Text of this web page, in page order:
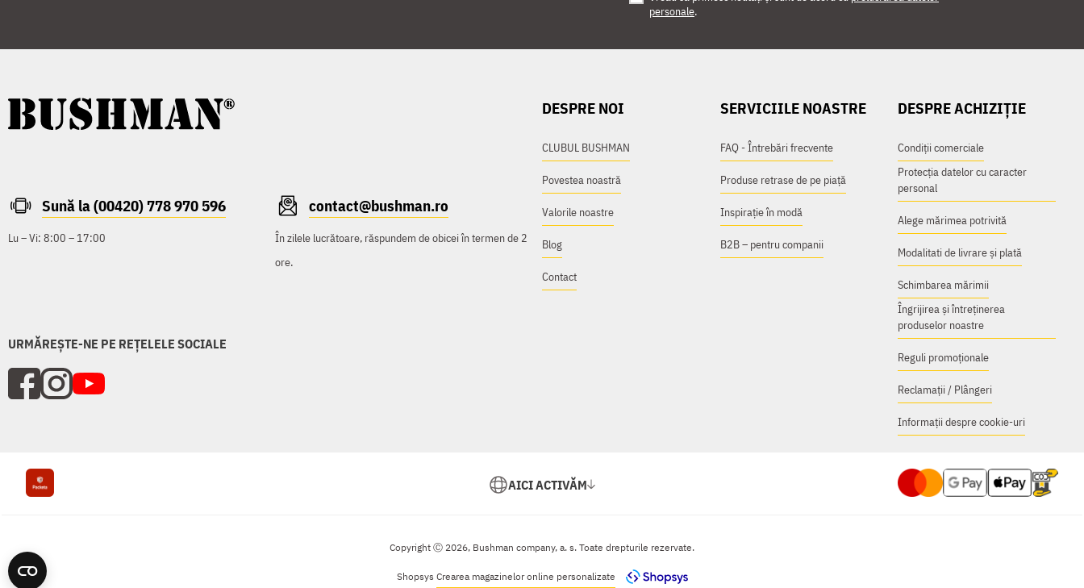
personale.
Sună la (00420) 778 970 596
Lu – Vi: 8:00 – 17:00
contact@bushman.ro
În zilele lucrătoare, răspundem de obicei în termen de 2
ore.
URMĂREȘTE-NE PE REȚELELE SOCIALE
DESPRE NOI
CLUBUL BUSHMAN
Povestea noastră
Valorile noastre
Blog
Contact
SERVICIILE NOASTRE
FAQ - Întrebări frecvente
Produse retrase de pe piață
Inspirație în modă
B2B – pentru companii
DESPRE ACHIZIȚIE
Condiții comerciale
Protecția datelor cu caracter
personal
Alege mărimea potrivită
Modalitati de livrare și plată
Schimbarea mărimii
Îngrijirea și întreținerea
produselor noastre
Reguli promoționale
Reclamații / Plângeri
Informații despre cookie-uri
AICI ACTIVĂM
Copyright Ⓒ 2026, Bushman company, a. s. Toate drepturile rezervate.
Shopsys Crearea magazinelor online personalizate